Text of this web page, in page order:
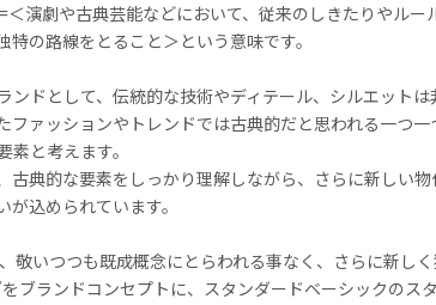
＜演劇や古典芸能などにおいて、従来のしきたりやルー
特の路線をとること＞という意味です。
ンドとして、伝統的な技術やディテール、シルエットは
ファッションやトレンドでは古典的だと思われる一つ一
と考えます。
古典的な要素をしっかり理解しながら、さらに新しい物
込められています。
敬いつつも既成概念にとらわれる事なく、さらに新し
ブランドコンセプトに、スタンダードベーシックのス